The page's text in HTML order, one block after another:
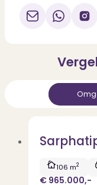
106 m2
€ 965.000,-